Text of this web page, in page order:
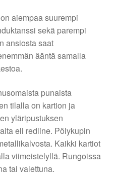
aiempaa suurempi
sekä parempi
ansiosta saat
ääntä samalla
punaista
tilalla on kartion ja
yläripustuksen
eli redline. Pölykupin
Kaikki kartiot
viimeistelyllä. Rungoissa
tai valettuna.